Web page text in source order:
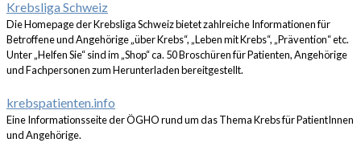
Krebsliga Schweiz
Die Homepage der Krebsliga Schweiz bietet zahlreiche Informationen für
Betroffene und Angehörige „über Krebs“, „Leben mit Krebs“, „Prävention“ etc.
Unter „Helfen Sie“ sind im „Shop“ ca. 50 Broschüren für Patienten, Angehörige
und Fachpersonen zum Herunterladen bereitgestellt.
krebspatienten.info
Eine Informationsseite der ÖGHO rund um das Thema Krebs für PatientInnen
und Angehörige.